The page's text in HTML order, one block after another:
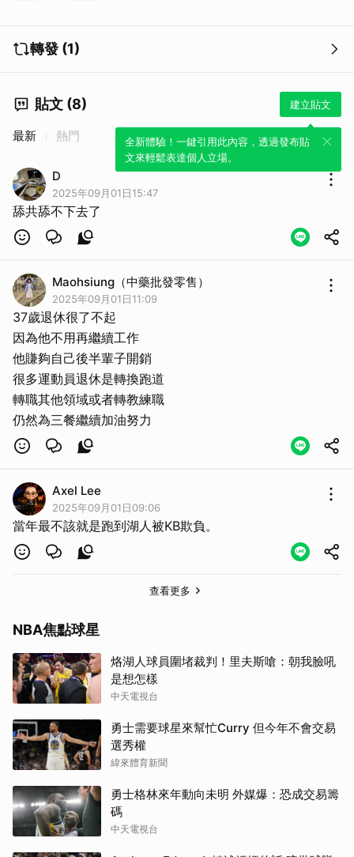
轉發 (1)
貼文 (8) 建立貼文
全新體驗！一鍵引用此內容，透過發布貼
文來輕鬆表達個人立場。
最新 熱門
D
2025年09月01日15:47
舔共舔不下去了
Maohsiung（中藥批發零售）
2025年09月01日11:09
37歲退休很了不起
因為他不用再繼續工作
他賺夠自己後半輩子開銷
很多運動員退休是轉換跑道
轉職其他領域或者轉教練職
仍然為三餐繼續加油努力
Axel Lee
2025年09月01日09:06
當年最不該就是跑到湖人被KB欺負。
查看更多
NBA焦點球星
烙湖人球員圍堵裁判！里夫斯嗆：朝我臉吼
是想怎樣
中天電視台
勇士需要球星來幫忙Curry 但今年不會交易
選秀權
緯來體育新聞
勇士格林來年動向未明 外媒爆：恐成交易籌
碼
中天電視台